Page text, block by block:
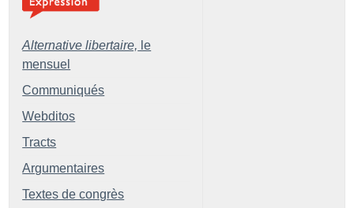
Alternative libertaire, le
mensuel
Communiqués
Webditos
Tracts
Argumentaires
Textes de congrès